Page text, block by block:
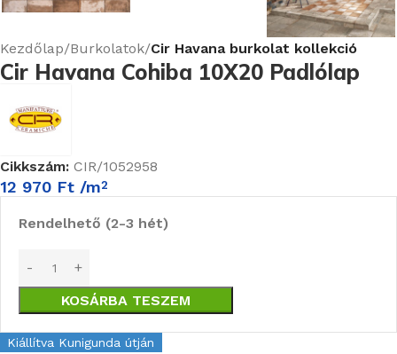
Kezdőlap Burkolatok Cir Havana burkolat kollekció
Cir Havana Cohiba 10X20 Padlólap
Cikkszám: CIR/1052958
12 970 Ft /m2
Rendelhető (2-3 hét)
KOSÁRBA TESZEM
Kiállítva Kunigunda útján